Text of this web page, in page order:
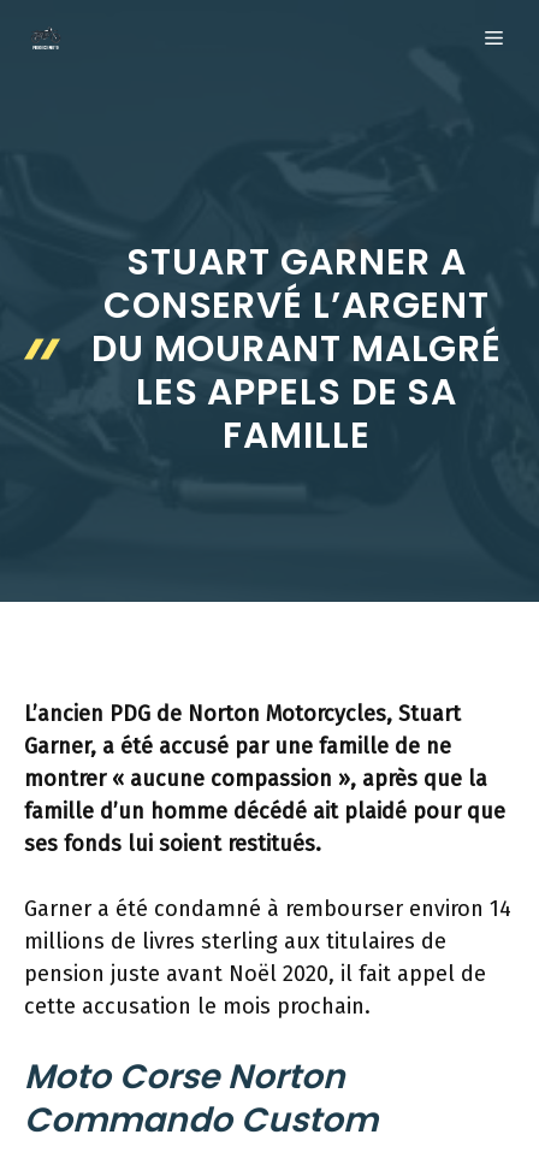
STUART GARNER A
CONSERVÉ L’ARGENT
DU MOURANT MALGRÉ
LES APPELS DE SA
FAMILLE
L’ancien PDG de Norton Motorcycles, Stuart
Garner, a été accusé par une famille de ne
montrer « aucune compassion », après que la
famille d’un homme décédé ait plaidé pour que
ses fonds lui soient restitués.
Garner a été condamné à rembourser environ 14
millions de livres sterling aux titulaires de
pension juste avant Noël 2020, il fait appel de
cette accusation le mois prochain.
Moto Corse Norton
Commando Custom